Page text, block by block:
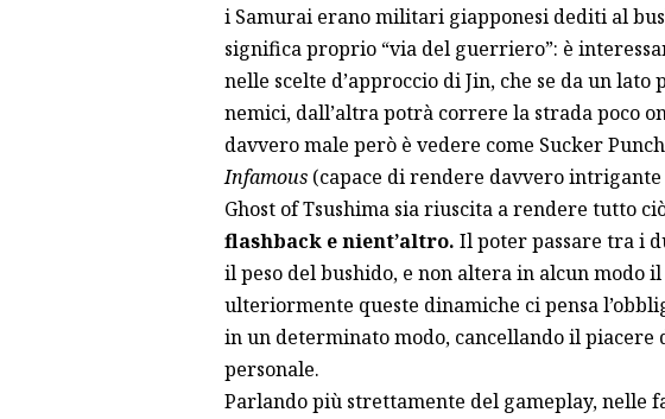
i Samurai erano militari giapponesi dediti al
significa proprio “via del guerriero”: è
nelle scelte d’approccio di Jin, che se da un
nemici, dall’altra potrà correre la strada poco
davvero male però è vedere come Sucker Punch
Infamous(capace di rendere davvero
Ghost of Tsushima sia riuscita a rendere tutto
flashback e nient’altro. Il poter passare tra i
il peso del bushido, e non altera in alcun modo
ulteriormente queste dinamiche ci pensa
in un determinato modo, cancellando il piacere
personale.
Parlando più strettamente del gameplay, nelle